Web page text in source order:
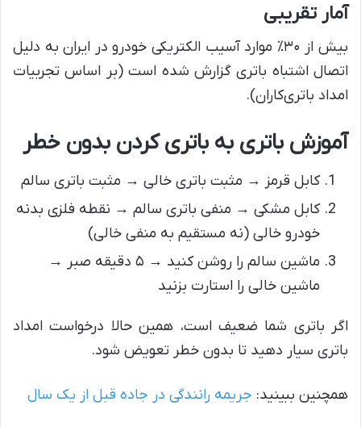
آمار تقریبی
بیش از ۳۰٪ موارد آسیب الکتریکی خودرو در ایران به دلیل
اتصال اشتباه باتری گزارش شده است (بر اساس تجربیات
امداد باتری‌کاران).
آموزش باتری به باتری کردن بدون خطر
کابل قرمز → مثبت باتری خالی → مثبت باتری سالم
کابل مشکی → منفی باتری سالم → نقطه فلزی بدنه
خودرو خالی (نه مستقیم به منفی خالی)
ماشین سالم را روشن کنید → ۵ دقیقه صبر →
ماشین خالی را استارت بزنید
اگر باتری شما ضعیف است، همین حالا درخواست امداد
باتری سیار دهید تا بدون خطر تعویض شود.
همچنین ببینید: جریمه رانندگی در جاده قبل از یک سال